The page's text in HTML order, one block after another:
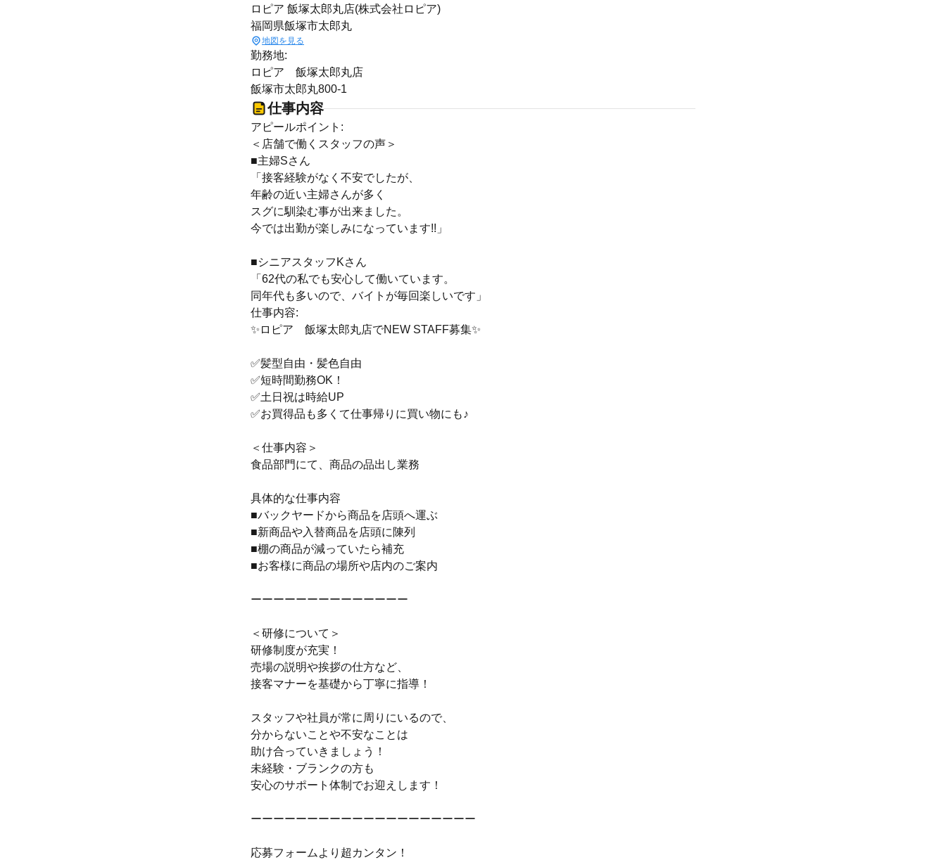
ロピア 飯塚太郎丸店(株式会社ロピア)
福岡県飯塚市太郎丸
地図を見る
勤務地:
ロピア 飯塚太郎丸店
飯塚市太郎丸800-1
仕事内容
アピールポイント:
＜店舗で働くスタッフの声＞
■主婦Sさん
「接客経験がなく不安でしたが、
年齢の近い主婦さんが多く
スグに馴染む事が出来ました。
今では出勤が楽しみになっています!!」
■シニアスタッフKさん
「62代の私でも安心して働いています。
同年代も多いので、バイトが毎回楽しいです」
仕事内容:
✨ロピア 飯塚太郎丸店でNEW STAFF募集✨
✅️髪型自由・髪色自由
✅️短時間勤務OK！
✅️土日祝は時給UP
✅️お買得品も多くて仕事帰りに買い物にも♪
＜仕事内容＞
食品部門にて、商品の品出し業務
具体的な仕事内容
■バックヤードから商品を店頭へ運ぶ
■新商品や入替商品を店頭に陳列
■棚の商品が減っていたら補充
■お客様に商品の場所や店内のご案内
ーーーーーーーーーーーーーー
＜研修について＞
研修制度が充実！
売場の説明や挨拶の仕方など、
接客マナーを基礎から丁寧に指導！
スタッフや社員が常に周りにいるので、
分からないことや不安なことは
助け合っていきましょう！
未経験・ブランクの方も
安心のサポート体制でお迎えします！
ーーーーーーーーーーーーーーーーーーーー
応募フォームより超カンタン！